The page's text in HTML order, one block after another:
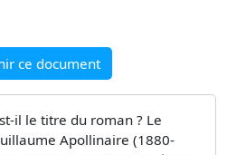
ce document
il le titre du roman ? Le
Apollinaire (1880-